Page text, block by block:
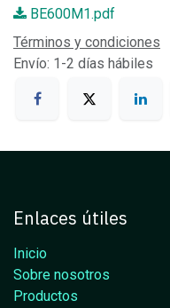
BE600M1.pdf
Términos y condiciones
Envío: 1-2 días hábiles
Enlaces útiles
Inicio
Sobre nosotros
Productos